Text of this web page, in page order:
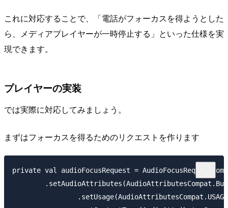
これに対応することで、「電話がフォーカスを得ようとした
ら、メディアプレイヤーが一時停止する」といった仕様を実
現できます。
プレイヤーの実装
では実際に対応してみましょう。
まずはフォーカスを得るためのリクエストを作ります
private val audioFocusRequest =